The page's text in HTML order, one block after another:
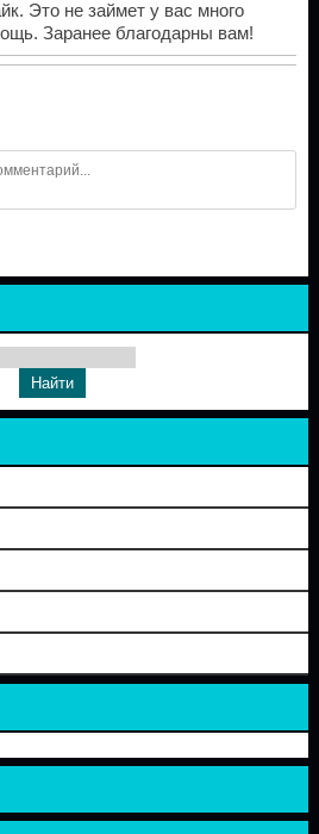
Это не займет у вас много
Заранее благодарны вам!